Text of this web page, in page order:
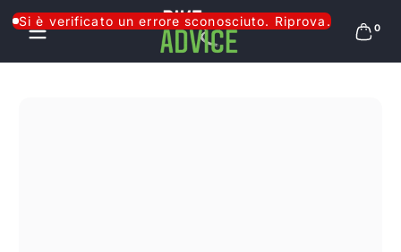
Salta al contenuto
0
Si è verificato un errore sconosciuto. Riprova.